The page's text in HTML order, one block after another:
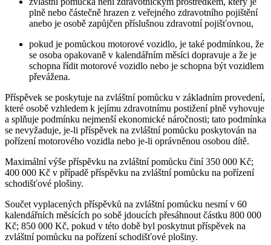
plně nebo částečně hrazen z veřejného zdravotního pojištění
anebo je osobě zapůjčen příslušnou zdravotní pojišťovnou,
pokud je pomůckou motorové vozidlo, je také podmínkou, že
se osoba opakovaně v kalendářním měsíci dopravuje a že je
schopna řídit motorové vozidlo nebo je schopna být vozidlem
převážena.
Příspěvek se poskytuje na zvláštní pomůcku v základním provedení,
které osobě vzhledem k jejímu zdravotnímu postižení plně vyhovuje
a splňuje podmínku nejmenší ekonomické náročnosti; tato podmínka
se nevyžaduje, je-li příspěvek na zvláštní pomůcku poskytován na
pořízení motorového vozidla nebo je-li oprávněnou osobou dítě.
Maximální výše příspěvku na zvláštní pomůcku činí 350 000 Kč;
400 000 Kč v případě příspěvku na zvláštní pomůcku na pořízení
schodišťové plošiny.
Součet vyplacených příspěvků na zvláštní pomůcku nesmí v 60
kalendářních měsících po sobě jdoucích přesáhnout částku 800 000
Kč; 850 000 Kč, pokud v této době byl poskytnut příspěvek na
zvláštní pomůcku na pořízení schodišťové plošiny.